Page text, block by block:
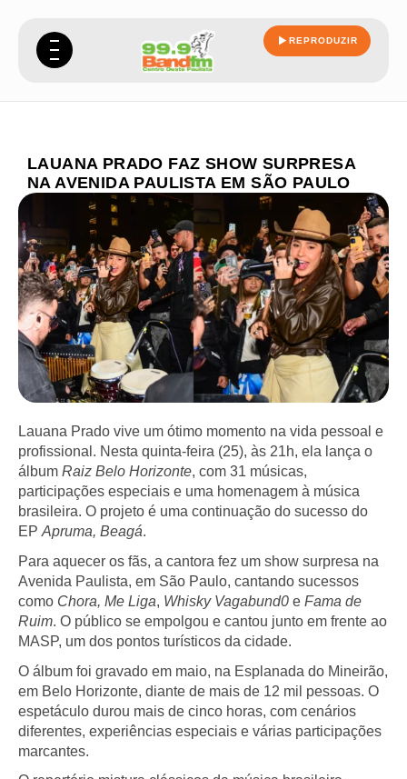
REPRODUZIR
LAUANA PRADO FAZ SHOW SURPRESA
NA AVENIDA PAULISTA EM SÃO PAULO
Lauana Prado vive um ótimo momento na vida pessoal e
profissional. Nesta quinta-feira (25), às 21h, ela lança o
álbum Raiz Belo Horizonte, com 31 músicas,
participações especiais e uma homenagem à música
brasileira. O projeto é uma continuação do sucesso do
EP Apruma, Beagá.
Para aquecer os fãs, a cantora fez um show surpresa na
Avenida Paulista, em São Paulo, cantando sucessos
como Chora, Me Liga, Whisky Vagabund0 e Fama de
Ruim. O público se empolgou e cantou junto em frente ao
MASP, um dos pontos turísticos da cidade.
O álbum foi gravado em maio, na Esplanada do Mineirão,
em Belo Horizonte, diante de mais de 12 mil pessoas. O
espetáculo durou mais de cinco horas, com cenários
diferentes, experiências especiais e várias participações
marcantes.